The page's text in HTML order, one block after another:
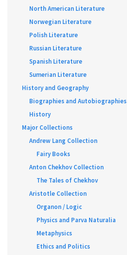
North American Literature
Norwegian Literature
Polish Literature
Russian Literature
Spanish Literature
Sumerian Literature
History and Geography
Biographies and Autobiographies
History
Major Collections
Andrew Lang Collection
Fairy Books
Anton Chekhov Collection
The Tales of Chekhov
Aristotle Collection
Organon / Logic
Physics and Parva Naturalia
Metaphysics
Ethics and Politics